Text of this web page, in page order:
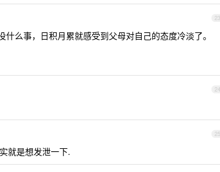
23
么事，日积月累就感受到父母对自己的态度冷淡了。
24
25
就是想发泄一下.